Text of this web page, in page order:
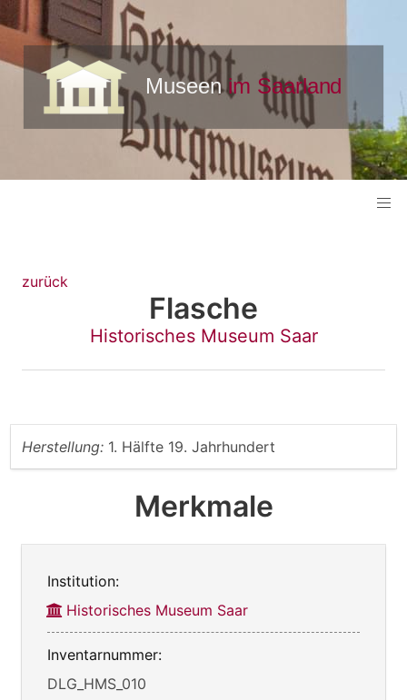
zurück
Flasche
Historisches Museum Saar
Herstellung: 1. Hälfte 19. Jahrhundert
Merkmale
Institution:
Historisches Museum Saar
Inventarnummer:
DLG_HMS_010